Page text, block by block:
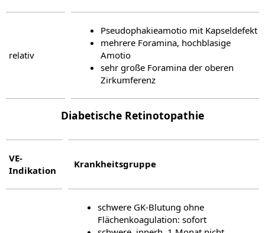
relativ
Pseudophakieamotio mit Kapseldefekt
mehrere Foramina, hochblasige
Amotio
sehr große Foramina der oberen
Zirkumferenz
Diabetische Retinotopathie
VE-
Indikation
Krankheitsgruppe
schwere GK-Blutung ohne
Flächenkoagulation: sofort